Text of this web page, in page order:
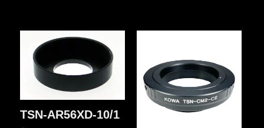
TSN-AR56XD-10/1